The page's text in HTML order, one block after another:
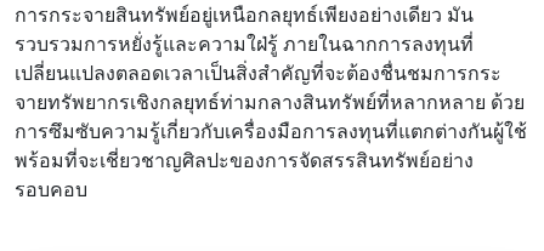
การกระจายสินทรัพย์อยู่เหนือกลยุทธ์เพียงอย่างเดียว มัน
รวบรวมการหยั่งรู้และความใฝ่รู้ ภายในฉากการลงทุนที่
เปลี่ยนแปลงตลอดเวลาเป็นสิ่งสําคัญที่จะต้องชื่นชมการกระ
จายทรัพยากรเชิงกลยุทธ์ท่ามกลางสินทรัพย์ที่หลากหลาย ด้วย
การซึมซับความรู้เกี่ยวกับเครื่องมือการลงทุนที่แตกต่างกันผู้ใช้
พร้อมที่จะเชี่ยวชาญศิลปะของการจัดสรรสินทรัพย์อย่าง
รอบคอบ